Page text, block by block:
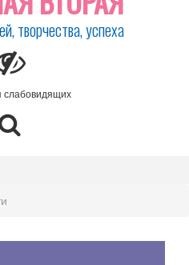
творчества, успеха
слабовидящих